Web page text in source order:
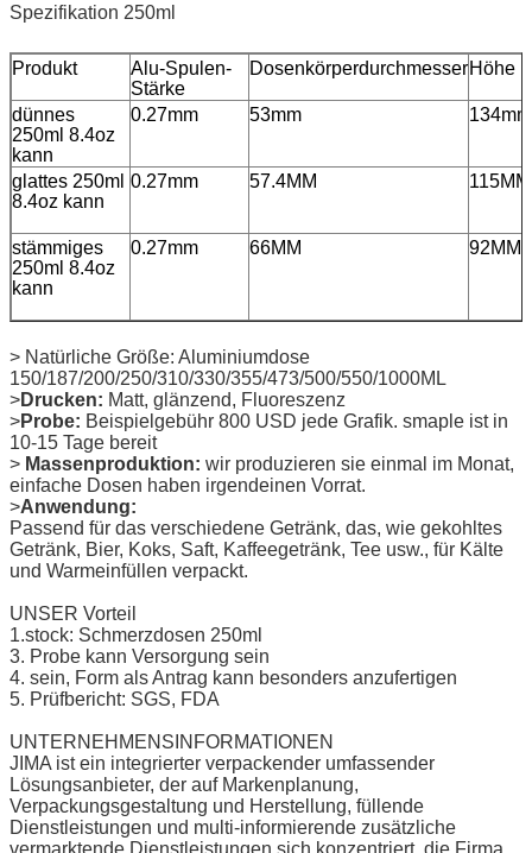
Spezifikation 250ml
Produkt
Alu-Spulen-
Stärke
DosenkörperdurchmesserHöhe
dünnes
250ml 8.4oz
kann
0.27mm 53mm 134mm
glattes 250ml
8.4oz kann
0.27mm 57.4MM 115MM
stämmiges
250ml 8.4oz
kann
0.27mm 66MM 92MM
> Natürliche Größe: Aluminiumdose
150/187/200/250/310/330/355/473/500/550/1000ML
>Drucken: Matt, glänzend, Fluoreszenz
>Probe: Beispielgebühr 800 USD jede Grafik. smaple ist in
10-15 Tage bereit
> Massenproduktion: wir produzieren sie einmal im Monat,
einfache Dosen haben irgendeinen Vorrat.
>Anwendung:
Passend für das verschiedene Getränk, das, wie gekohltes
Getränk, Bier, Koks, Saft, Kaffeegetränk, Tee usw., für Kälte
und Warmeinfüllen verpackt.
UNSER Vorteil
1.stock: Schmerzdosen 250ml
3. Probe kann Versorgung sein
4. sein, Form als Antrag kann besonders anzufertigen
5. Prüfbericht: SGS, FDA
UNTERNEHMENSINFORMATIONEN
JIMA ist ein integrierter verpackender umfassender
Lösungsanbieter, der auf Markenplanung,
Verpackungsgestaltung und Herstellung, füllende
Dienstleistungen und multi-informierende zusätzliche
vermarktende Dienstleistungen sich konzentriert. die Firma